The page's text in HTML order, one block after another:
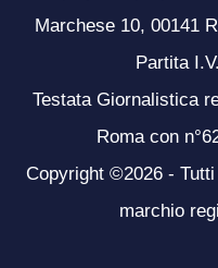
Marchese 10, 00141
Partita
Testata Giornalistica
Roma con
Copyright ©2026 -
marchio